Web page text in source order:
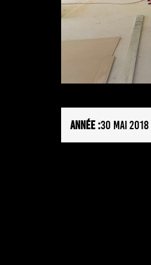
ANNÉE :30 MAI 2018